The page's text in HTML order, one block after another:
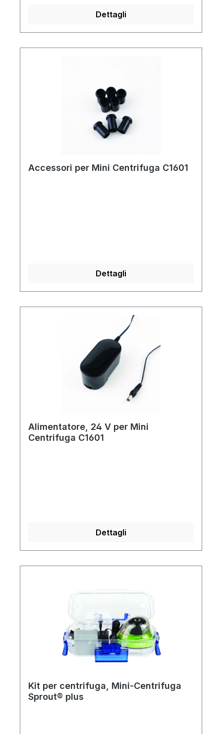
Dettagli
Accessori per Mini Centrifuga C1601
Dettagli
Alimentatore, 24 V per Mini
Centrifuga C1601
Dettagli
Kit per centrifuga, Mini-Centrifuga
Sprout® plus